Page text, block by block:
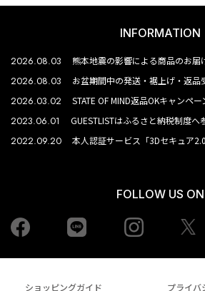
INFORMATION
2026.08.03 熊本地震の影響による商品のお届
2026.08.03 お盆期間中の発送・裾上げ・返品
2026.03.02 STATE OF MIND返品OKキャンペ
2023.06.01 GUESTLISTはふるさと納税制度へ
2022.09.20 本人認証サービス「3Dセキュア
FOLLOW US ON
Facebook Instagram
ショッピングガイド
プライバ